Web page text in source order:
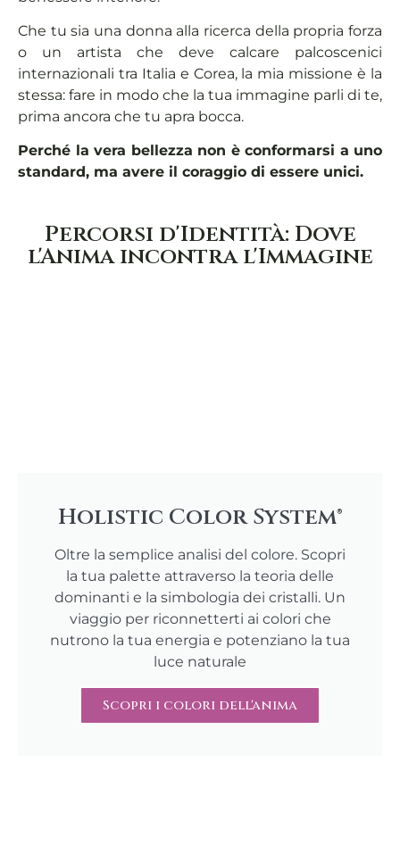
Che tu sia una donna alla ricerca della propria forza
o un artista che deve calcare palcoscenici
internazionali tra Italia e Corea, la mia missione è la
stessa: fare in modo che la tua immagine parli di te,
prima ancora che tu apra bocca.
Perché la vera bellezza non è conformarsi a uno
standard, ma avere il coraggio di essere unici.
Percorsi d'Identità: Dove
l'Anima incontra l'Immagine
Holistic Color System®
Oltre la semplice analisi del colore. Scopri
la tua palette attraverso la teoria delle
dominanti e la simbologia dei cristalli. Un
viaggio per riconnetterti ai colori che
nutrono la tua energia e potenziano la tua
luce naturale
Scopri i colori dell'anima